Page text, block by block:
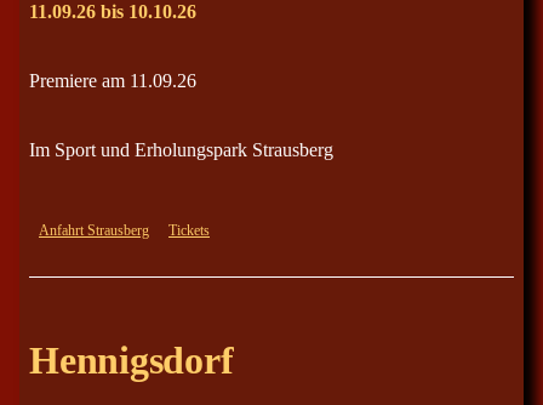
11.09.26 bis 10.10.26
Premiere am 11.09.26
Im Sport und Erholungspark Strausberg
Anfahrt Strausberg Tickets
Hennigsdorf